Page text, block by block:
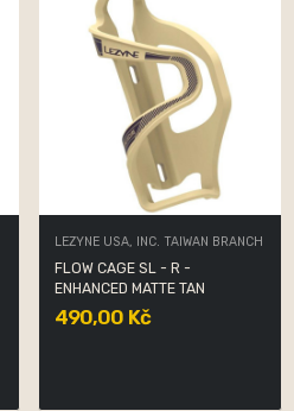
LEZYNE USA, INC. TAIWAN BRANCH
FLOW CAGE SL - R -
ENHANCED MATTE TAN
490,00 Kč